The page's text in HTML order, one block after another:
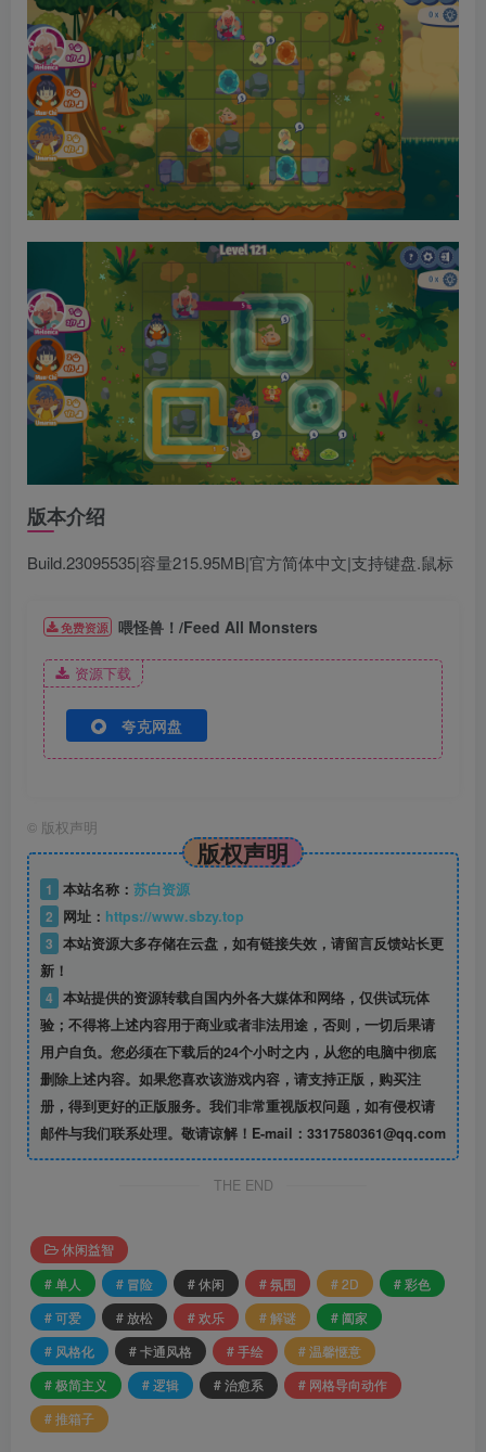
版本介绍
Build.23095535|容量215.95MB|官方简体中文|支持键盘.鼠标
免费资源 喂怪兽！/Feed All Monsters
资源下载
夸克网盘
© 版权声明
版权声明
1 本站名称： 苏白资源
2
网址： https://www.sbzy.top
3 本站资源大多存储在云盘，如有链接失效，请留言反馈站长更
新！
4 本站提供的资源转载自国内外各大媒体和网络，仅供试玩体
验；不得将上述内容用于商业或者非法用途，否则，一切后果请
用户自负。您必须在下载后的24个小时之内，从您的电脑中彻底
删除上述内容。如果您喜欢该游戏内容，请支持正版，购买注
册，得到更好的正版服务。我们非常重视版权问题，如有侵权请
邮件与我们联系处理。敬请谅解！E-mail：3317580361@qq.com
THE END
休闲益智
# 单人
# 冒险 # 休闲 # 氛围 # 2D
# 彩色
# 可爱
# 放松 # 欢乐 # 解谜
# 阖家
# 风格化
# 卡通风格 # 手绘
# 温馨惬意
# 极简主义
# 逻辑 # 治愈系
# 网格导向动作
# 推箱子